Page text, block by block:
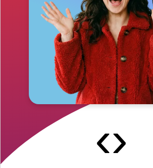
‹›